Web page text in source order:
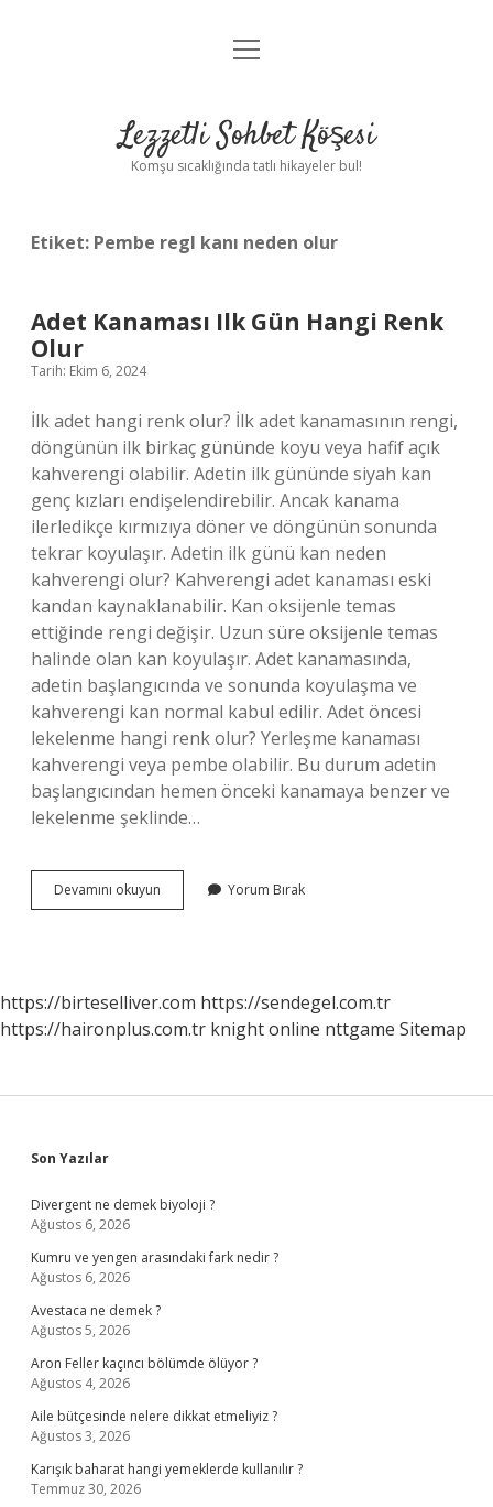
Anasayfa
Yasal Uyarı
menüyü
Lezzetli Sohbet Köşesi
Komşu sıcaklığında tatlı hikayeler bul!
Etiket: Pembe regl kanı neden olur
Adet Kanaması Ilk Gün Hangi Renk
Olur
Tarih: Ekim 6, 2024
İlk adet hangi renk olur? İlk adet kanamasının rengi,
döngünün ilk birkaç gününde koyu veya hafif açık
kahverengi olabilir. Adetin ilk gününde siyah kan
genç kızları endişelendirebilir. Ancak kanama
ilerledikçe kırmızıya döner ve döngünün sonunda
tekrar koyulaşır. Adetin ilk günü kan neden
kahverengi olur? Kahverengi adet kanaması eski
kandan kaynaklanabilir. Kan oksijenle temas
ettiğinde rengi değişir. Uzun süre oksijenle temas
halinde olan kan koyulaşır. Adet kanamasında,
adetin başlangıcında ve sonunda koyulaşma ve
kahverengi kan normal kabul edilir. Adet öncesi
lekelenme hangi renk olur? Yerleşme kanaması
kahverengi veya pembe olabilir. Bu durum adetin
başlangıcından hemen önceki kanamaya benzer ve
lekelenme şeklinde…
Devamını okuyun
Kanaması
Olur
Yorum Bırak
https://birteselliver.com https://sendegel.com.tr
https://haironplus.com.tr knight online nttgame Sitemap
Sidebar
Son Yazılar
Divergent ne demek biyoloji ?
Ağustos 6, 2026
Kumru ve yengen arasındaki fark nedir ?
Ağustos 6, 2026
Avestaca ne demek ?
Ağustos 5, 2026
Aron Feller kaçıncı bölümde ölüyor ?
Ağustos 4, 2026
Aile bütçesinde nelere dikkat etmeliyiz ?
Ağustos 3, 2026
Karışık baharat hangi yemeklerde kullanılır ?
Temmuz 30, 2026